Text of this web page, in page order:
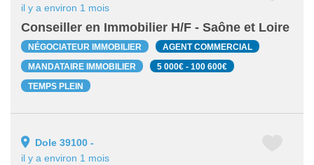
il y a environ 1 mois
Conseiller en Immobilier H/F - Saône et Loire
NÉGOCIATEUR IMMOBILIER
AGENT COMMERCIAL
MANDATAIRE IMMOBILIER
5 000€ - 100 600€
TEMPS PLEIN
Dole 39100 -
il y a environ 1 mois